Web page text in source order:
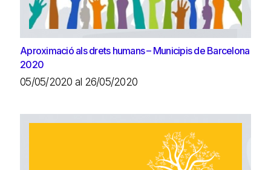
Aproximació als drets humans – Municipis de Barcelona
2020
05/05/2020 al 26/05/2020